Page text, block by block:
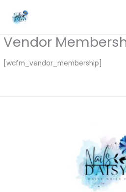
alVendor
[wcfm_vendor_membership]